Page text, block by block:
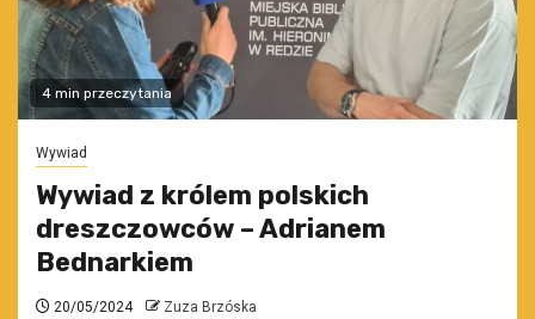
4 min przeczytania
Wywiad
Wywiad z królem polskich
dreszczowców – Adrianem
Bednarkiem
20/05/2024 Zuza Brzóska